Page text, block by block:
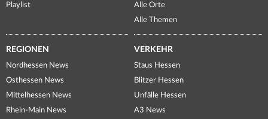
Playlist
Alle Orte
Alle Themen
REGIONEN
Nordhessen News
Osthessen News
Mittelhessen News
Rhein-Main News
VERKEHR
Staus Hessen
Blitzer Hessen
Unfälle Hessen
A3 News